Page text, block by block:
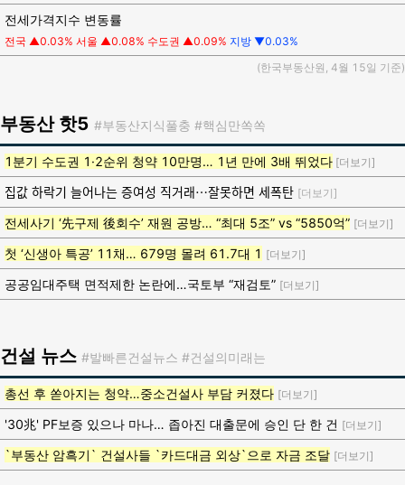
전세가격지수 변동률
전국 ▲0.03% 서울 ▲0.08% 수도권 ▲0.09% 지방 ▼0.03%
(한국부동산원, 4월 15일 기준)
부동산 핫5 #부동산지식풀충 #핵심만쏙쏙
1분기 수도권 1·2순위 청약 10만명… 1년 만에 3배 뛰었다 [더보기]
집값 하락기 늘어나는 증여성 직거래…잘못하면 세폭탄 [더보기]
전세사기 ‘先구제 後회수’ 재원 공방… “최대 5조” vs “5850억” [더보기]
첫 ‘신생아 특공’ 11채… 679명 몰려 61.7대 1 [더보기]
공공임대주택 면적제한 논란에…국토부 “재검토” [더보기]
건설 뉴스 #발빠른건설뉴스 #건설의미래는
총선 후 쏟아지는 청약…중소건설사 부담 커졌다 [더보기]
'30兆' PF보증 있으나 마나… 좁아진 대출문에 승인 단 한 건 [더보기]
`부동산 암흑기` 건설사들 `카드대금 외상`으로 자금 조달 [더보기]